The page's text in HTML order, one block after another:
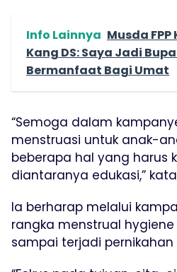
Info Lainnya Musda
Kang DS: Saya Jadi
Bermanfaat Bagi Umat
“Semoga dalam
menstruasi untuk anak-
beberapa hal yang harus
diantaranya edukasi,”
Ia berharap melalui
rangka menstrual
sampai terjadi pernikahan